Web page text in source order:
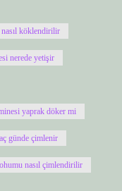
köklendirilir
nerede yetişir
yaprak döker mi
günde çimlenir
nasıl çimlendirilir